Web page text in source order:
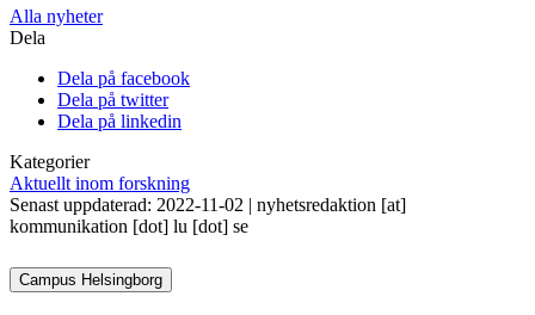
Alla nyheter
Dela
Dela på facebook
Dela på twitter
Dela på linkedin
Kategorier
Aktuellt inom forskning
Senast uppdaterad: 2022-11-02 | nyhetsredaktion [at]
kommunikation [dot] lu [dot] se
Campus Helsingborg